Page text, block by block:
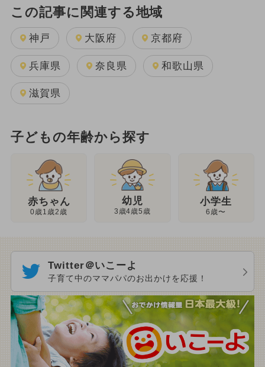
この記事に関連する地域
神戸 大阪府 京都府
兵庫県 奈良県 和歌山県
滋賀県
子どもの年齢から探す
赤ちゃん
0歳1歳2歳
幼児
3歳4歳5歳
小学生
6歳〜
Twitter＠いこーよ
子育て中のママパパのお出かけを応援！